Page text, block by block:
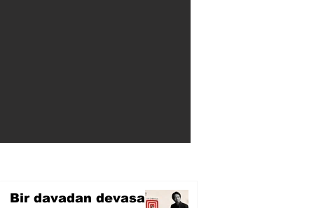
Bir davadan devasa